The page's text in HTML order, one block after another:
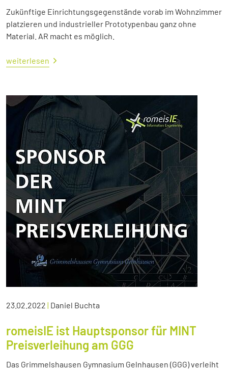
Zukünftige Einrichtungsgegenstände vorab im Wohnzimmer
platzieren und industrieller Prototypenbau ganz ohne
Material. AR macht es möglich.
weiterlesen
23.02.2022 | Daniel Buchta
romeisIE ist Hauptsponsor für MINT
Preisverleihung am GGG
Das Grimmelshausen Gymnasium Gelnhausen (GGG) verleiht